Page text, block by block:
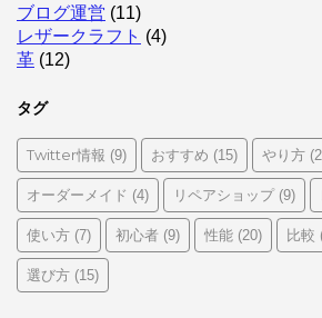
ブログ運営 (11)
レザークラフト (4)
革 (12)
タグ
Twitter情報 (9) おすすめ (15) やり方
オーダーメイド (4) リペアショップ(9)
使い方 (7) 初心者 (9) 性能 (20) 比較
選び方 (15)